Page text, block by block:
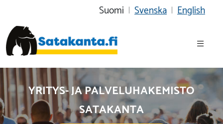
Suomi | Svenska | English
YRITYS- JA PALVELUHAKEMISTO
SATAKANTA